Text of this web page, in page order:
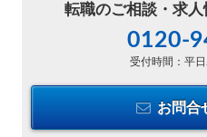
転職のご相談・ 求人
0120-
受付時間：平
お問合